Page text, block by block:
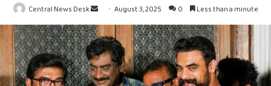
Central News Desk
Send
an
email
August 3, 2025 0 Less than a minute